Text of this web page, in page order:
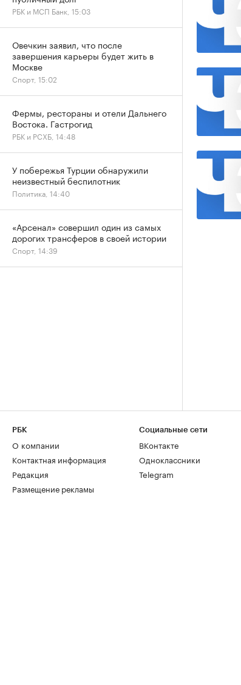
РБК и МСП Банк, 15:03
Овечкин заявил, что после
завершения карьеры будет жить в
Москве
Спорт, 15:02
Фермы, рестораны и отели Дальнего
Востока. Гастрогид
РБК и РСХБ, 14:48
У побережья Турции обнаружили
неизвестный беспилотник
Политика, 14:40
«Арсенал» совершил один из самых
дорогих трансферов в своей истории
Спорт, 14:39
РБК
О компании
Контактная информация
Редакция
Размещение рекламы
Социальные сети
ВКонтакте
Одноклассники
Telegram